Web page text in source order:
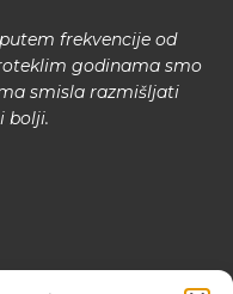
frekvencije od
godinama smo
smisla razmišljati
bolji.